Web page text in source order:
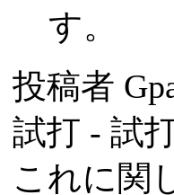
す。
投稿者
試打 - 試
これに関